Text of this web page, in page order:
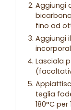
Aggiungi
fino ad
Aggiungi
Lasciala
teglia
180°C per